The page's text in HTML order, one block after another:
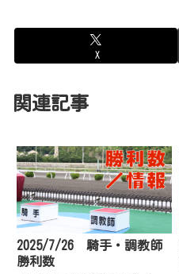
X
関連記事
2025/7/26 騎手・調教師
勝利数